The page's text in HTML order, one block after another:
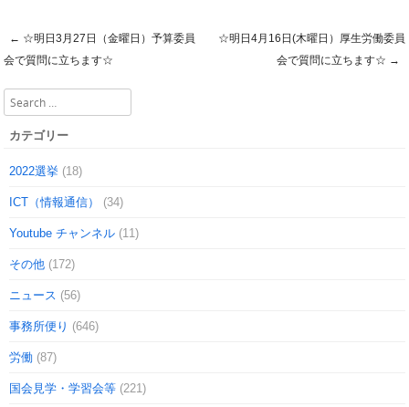
Post navigation
← ☆明日3月27日（金曜日）予算委員
会で質問に立ちます☆
☆明日4月16日(木曜日）厚生労働委員
会で質問に立ちます☆ →
Search
カテゴリー
2022選挙 (18)
ICT（情報通信） (34)
Youtube チャンネル (11)
その他 (172)
ニュース (56)
事務所便り (646)
労働 (87)
国会見学・学習会等 (221)